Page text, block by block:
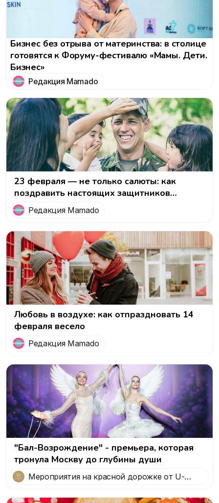
Бизнес без отрыва от материнства: в столице
готовятся к Форуму-фестивалю «Мамы. Дети.
Бизнес»
Редакция Mamado
23 февраля — не только салюты: как
поздравить настоящих защитников
Отечества
Редакция Mamado
Любовь в воздухе: как отпраздновать 14
февраля весело
Редакция Mamado
"Бал-Возрождение" - премьера, которая
тронула Москву до глубины души
Мероприятия на красной дорожке от U-